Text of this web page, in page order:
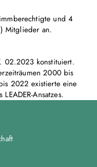
und 4
Mitglieder an.
02.2023 konstituiert.
2000 bis
2022 existierte eine
Ansatzes.